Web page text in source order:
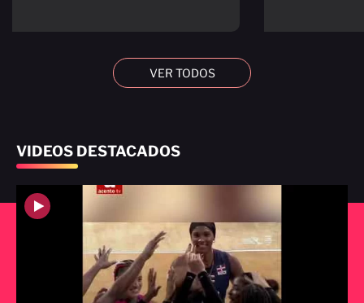
VER TODOS
VIDEOS DESTACADOS